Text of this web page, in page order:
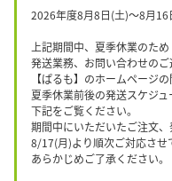
2026年度8月8日(土)〜8月16
上記期間中、夏季休業のため
発送業務、お問い合わせのご
【ぱるも】のホームページ
夏季休業前後の発送スケジュ
下記をご覧ください。
期間中にいただいたご注文
8/17(月)より順次ご対応させ
あらかじめご了承ください。